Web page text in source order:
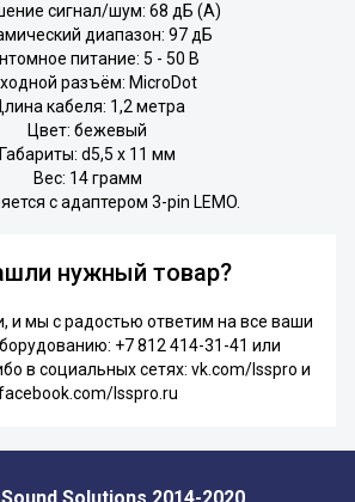
сигнал/шум: 68 дБ (А)
диапазон: 97 дБ
питание: 5 - 50 В
разъём: MicroDot
кабеля: 1,2 метра
Цвет: бежевый
Габариты: d5,5 х 11 мм
Вес: 14 грамм
с адаптером 3-pin LEMO.
нужный товар?
и мы с радостью ответим на все ваши
+7 812 414-31-41 или
в социальных сетях: vk.com/lsspro и
lsspro.ru